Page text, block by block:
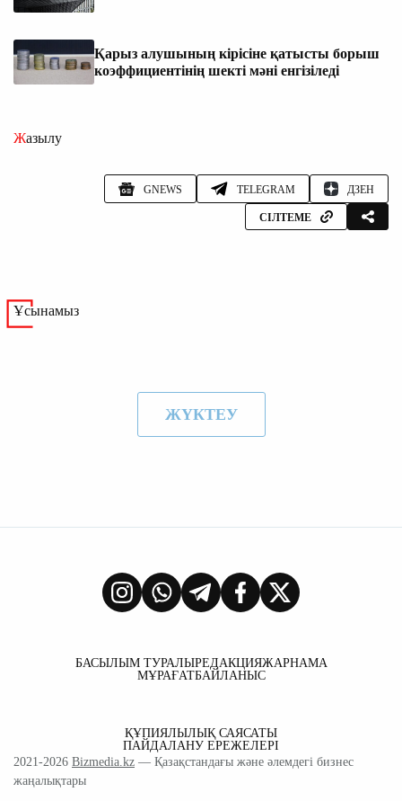
Қарыз алушының кірісіне қатысты борыш
коэффициентінің шекті мәні енгізіледі
Жазылу
GNEWS TELEGRAM ДЗЕН
СІЛТЕМЕ
Ұсынамыз
ЖҮКТЕУ
БАСЫЛЫМ ТУРАЛЫРЕДАКЦИЯЖАРНАМА
МҰРАҒАТБАЙЛАНЫС
ҚҰПИЯЛЫЛЫҚ САЯСАТЫ
ПАЙДАЛАНУ ЕРЕЖЕЛЕРІ
2021-2026 Bizmedia.kz — Қазақстандағы және әлемдегі бизнес
жаңалықтары